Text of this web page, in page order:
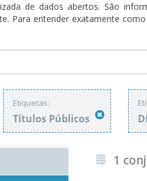
de dados abertos. São
Para entender exatamente
Etiquetas:
Títulos Públicos
1